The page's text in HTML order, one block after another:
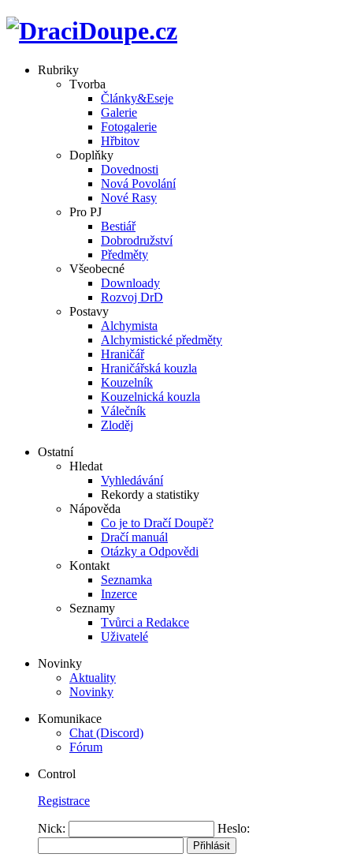
Rubriky
Tvorba
Články&Eseje
Galerie
Fotogalerie
Hřbitov
Doplňky
Dovednosti
Nová Povolání
Nové Rasy
Pro PJ
Bestiář
Dobrodružství
Předměty
Všeobecné
Downloady
Rozvoj DrD
Postavy
Alchymista
Alchymistické předměty
Hraničář
Hraničářská kouzla
Kouzelník
Kouzelnická kouzla
Válečník
Zloděj
Ostatní
Hledat
Vyhledávání
Rekordy a statistiky
Nápověda
Co je to Dračí Doupě?
Dračí manuál
Otázky a Odpovědi
Kontakt
Seznamka
Inzerce
Seznamy
Tvůrci a Redakce
Uživatelé
Novinky
Aktuality
Novinky
Komunikace
Chat (Discord)
Fórum
Control
Registrace
Nick: Heslo: